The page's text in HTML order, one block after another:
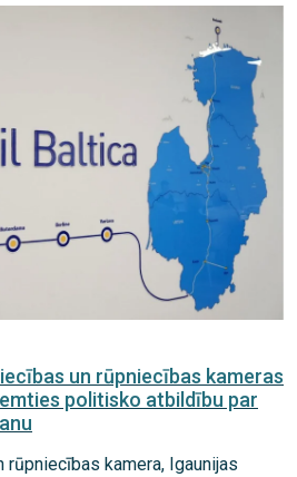
un rūpniecības kameras
politisko atbildību par
rūpniecības kamera, Igaunijas